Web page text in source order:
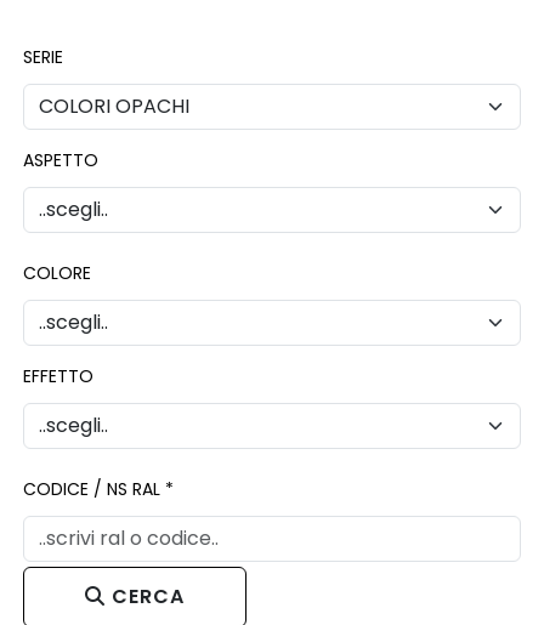
SERIE
ASPETTO
COLORE
EFFETTO
CODICE / NS RAL *
CERCA